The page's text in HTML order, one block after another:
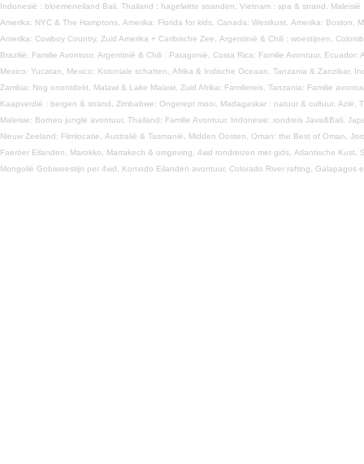
Indonesië : bloemeneiland Bali, Thailand : hagelwitte stranden, Vietnam : spa & strand,
Amerika: NYC & The Hamptons, Amerika: Florida for kids, Canada: Westkust, Amerika: Boston,
Amerika: Cowboy Country, Zuid Amerika + Caribische Zee, Argentinië & Chili : woestijnen,
Brazilië: Familie Avontuur, Argentinië & Chili : Patagonië, Costa Rica: Familie Avontuur, Ecuador:
Mexico: Yucatan, Mexico: Koloniale schatten, Afrika & Indische Oceaan, Tanzania & Zanzibar,
Zambia: Nog onontdekt, Malawi & Lake Malawi, Zuid Afrika: Familiereis, Tanzania: Familie
Kaapverdië : bergen & strand, Zimbabwe: Ongerept mooi, Madagaskar : natuur & cultuur, Azië,
Maleisie: Borneo jungle avontuur, Thailand: Familie Avontuur, Indonesie: rondreis Java&Bali,
Nieuw Zeeland: Filmlocatie, Australië & Tasmanië, Midden Oosten, Oman: the Best of Oman,
Faeröer Eilanden, Marokko, Marrakech & omgeving, 4wd rondreizen met gids, Atlantische Kust,
Mongolië Gobiwoestijn per 4wd, Komodo Eilanden avontuur, Colorado River rafting, Galapagos